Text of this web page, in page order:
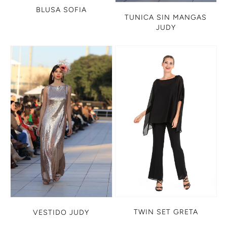
BLUSA SOFIA
TUNICA SIN MANGAS
JUDY
VESTIDO JUDY TWIN SET GRETA